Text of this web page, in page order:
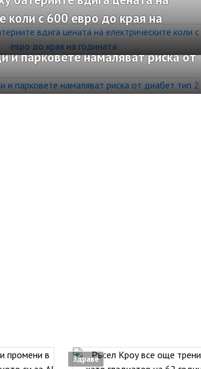
коли с 600 евро до края на
и парковете намаляват риска от
Здраве